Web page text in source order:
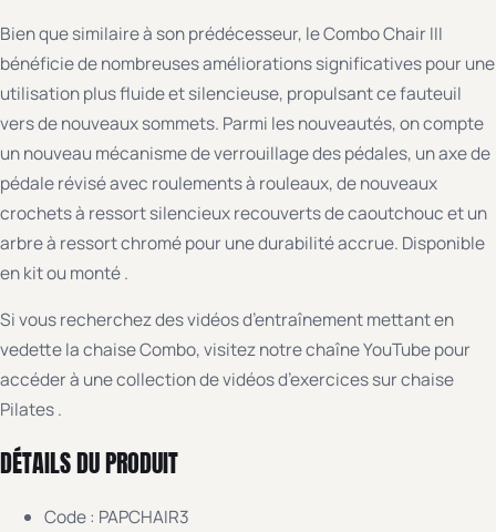
Bien que similaire à son prédécesseur, le Combo Chair III
bénéficie de nombreuses améliorations significatives pour une
utilisation plus fluide et silencieuse, propulsant ce fauteuil
vers de nouveaux sommets. Parmi les nouveautés, on compte
un nouveau mécanisme de verrouillage des pédales, un axe de
pédale révisé avec roulements à rouleaux, de nouveaux
crochets à ressort silencieux recouverts de caoutchouc et un
arbre à ressort chromé pour une durabilité accrue. Disponible
en kit ou monté.
Si vous recherchez des vidéos d’entraînement mettant en
vedette la chaise Combo, visitez notre chaîne YouTube pour
accéder à une collection devidéos d’exercices sur chaise
Pilates.
DÉTAILS DU PRODUIT
Code : PAPCHAIR3